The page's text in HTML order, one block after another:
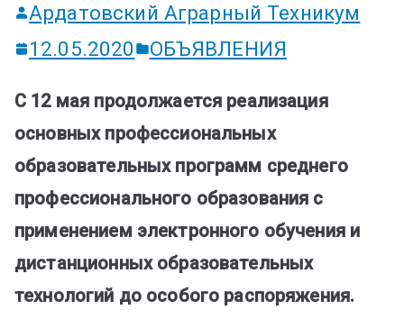
Ардатовский Аграрный Техникум
12.05.2020
ОБЪЯВЛЕНИЯ
С 12 мая продолжается реализация
основных профессиональных
образовательных программ среднего
профессионального образования с
применением электронного обучения и
дистанционных образовательных
технологий до особого распоряжения.